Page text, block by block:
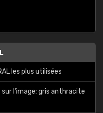
les plus utilisées
sur l'image: gris anthracite